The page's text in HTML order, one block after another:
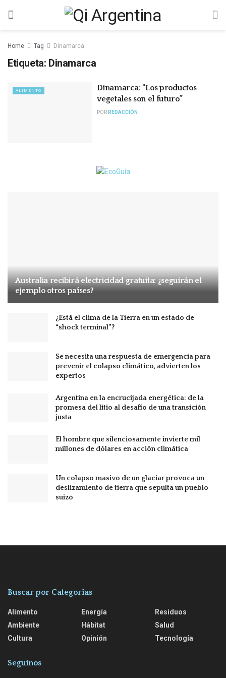
Home Tag Dinamarca
Etiqueta: Dinamarca
ALIMENTO
Dinamarca: “Los productos
vegetales son el futuro”
POR REDACCIÓN
Australia recibirá electricidad gratuita: ¿seguirán el
ejemplo otros países?
¿Está el clima de la Tierra en un estado de
“shock terminal”?
Se necesita una respuesta de emergencia para
prevenir el colapso climático, advierten los
expertos
Argentina en la encrucijada energética: de la
promesa del litio al desafío de una transición
justa
El hombre que silenciosamente invierte mil
millones de dólares en acción climática
Un colapso masivo de un glaciar provoca un
deslizamiento de tierra que sepulta un pueblo
suizo
Buscar por Categorías
Alimento
Ambiente
Cultura
Energía
Hábitat
Opinión
Residuos
Salud
Tecnología
Seguinos